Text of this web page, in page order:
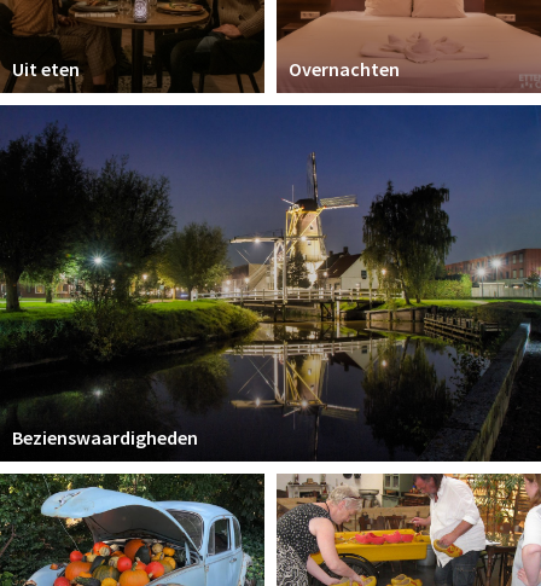
Uit eten Overnachten
Bezienswaardigheden